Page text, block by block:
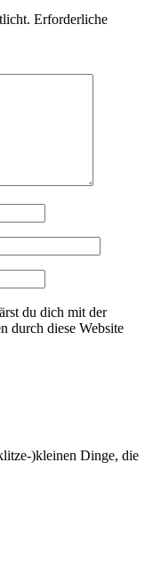
Erforderliche
du dich mit der
durch diese Website
)kleinen Dinge, die